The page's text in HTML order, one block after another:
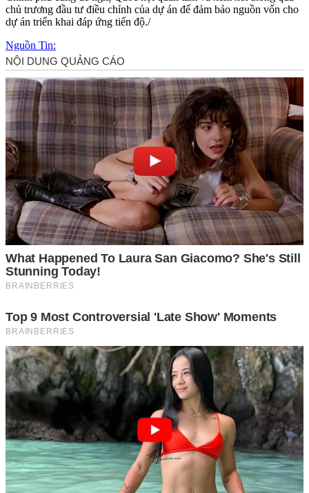
chủ trương đầu tư điều chỉnh của dự án để đảm bảo nguồn vốn cho
dự án triển khai đáp ứng tiến độ./
Nguồn Tin: